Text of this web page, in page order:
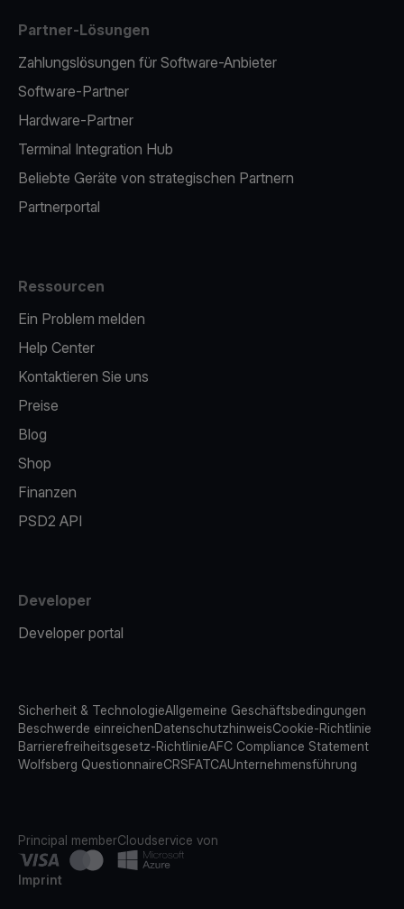
Partner-Lösungen
Zahlungslösungen für Software-Anbieter
Software-Partner
Hardware-Partner
Terminal Integration Hub
Beliebte Geräte von strategischen Partnern
Partnerportal
Ressourcen
Ein Problem melden
Help Center
Kontaktieren Sie uns
Preise
Blog
Shop
Finanzen
PSD2 API
Developer
Developer portal
Sicherheit & TechnologieAllgemeine Geschäftsbedingungen
Beschwerde einreichenDatenschutzhinweisCookie-Richtlinie
Barrierefreiheitsgesetz-RichtlinieAFC Compliance Statement
Wolfsberg QuestionnaireCRSFATCAUnternehmensführung
Principal memberCloudservice von
Imprint